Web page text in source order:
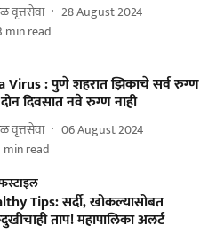
वृत्तसेवा
28 August 2024
min read
Virus : पुणे शहरात झिकाचे सर्व रुग्ण
दिवसात नवे रुग्ण नाही
वृत्तसेवा
06 August 2024
min read
Tips: सर्दी, खोकल्यासोबत
ताप! महापालिका अलर्ट